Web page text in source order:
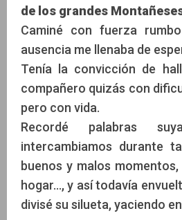
de los grandes
Caminé con fuerza
ausencia me llenaba de
Tenía la convicción de
compañero quizás con
pero con vida.
Recordé palabras
intercambiamos durante
buenos y malos
hogar..., y así todavía
divisé su silueta, yaciendo